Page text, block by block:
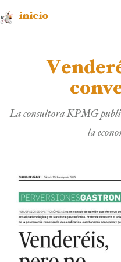
inicio
La consultora KPMG
la